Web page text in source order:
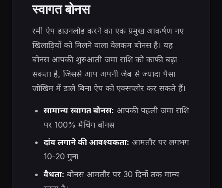
स्वागत बोनस
रमी ऐप डाउनलोड करने का एक प्रमुख आकर्षण नए
खिलाड़ियों को मिलने वाला वेलकम बोनस है। यह
बोनस आपकी शुरुआती जमा राशि को काफी बढ़ा
सकता है, जिससे आप अपनी जेब से ज्यादा पैसा
जोखिम में डाले बिना ऐप को एक्सप्लोर कर सकते हैं।
सामान्य स्वागत बोनस: आपकी पहली जमा राशि
पर 100% मैचिंग बोनस
दांव लगाने की आवश्यकता: आमतौर पर लगभग
10-20 गुना
वैधता: बोनस आमतौर पर 30 दिनों तक मान्य